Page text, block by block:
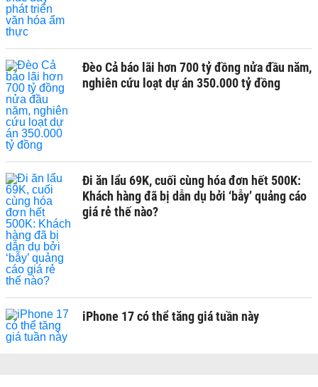
Đèo Cả báo lãi hơn 700 tỷ đồng nửa đầu năm,
nghiên cứu loạt dự án 350.000 tỷ đồng
Đi ăn lẩu 69K, cuối cùng hóa đơn hết 500K:
Khách hàng đã bị dẫn dụ bởi ‘bẫy’ quảng cáo
giá rẻ thế nào?
iPhone 17 có thể tăng giá tuần này